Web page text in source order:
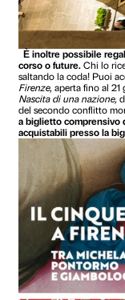
È possibile
(dedicata agli
La tessera
cortile del